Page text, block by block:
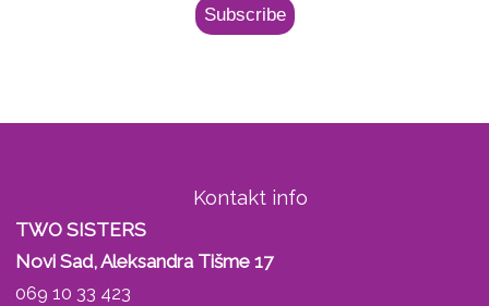
Kontakt info
TWO SISTERS
Novi Sad, Aleksandra Tišme 17
069 10 33 423